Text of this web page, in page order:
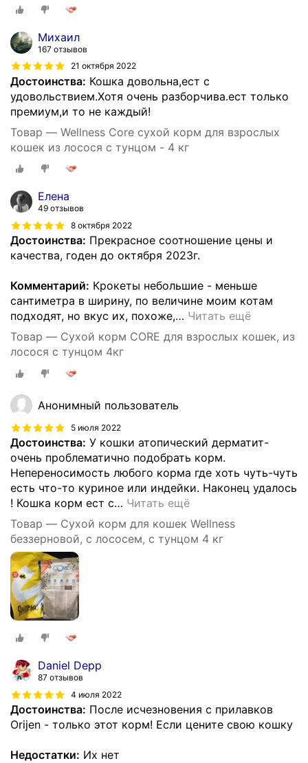
Михаил
167 отзывов
21 октября 2022
Достоинства: Кошка довольна,ест с
удовольствием.Хотя очень разборчива.ест только
премиум,и то не каждый!
Товар — Wellness Сore сухой корм для взрослых
кошек из лосося с тунцом - 4 кг
Елена
49 отзывов
8 октября 2022
Достоинства: Прекрасное соотношение цены и
качества, годен до октября 2023г.
Комментарий: Крокеты небольшие - меньше
сантиметра в ширину, по величине моим котам
подходят, но вкус их, похоже,… Читать ещё
Товар — Сухой корм CORE для взрослых кошек, из
лосося с тунцом 4кг
Анонимный пользователь
5 июля 2022
Достоинства: У кошки атопический дерматит-
очень проблематично подобрать корм.
Непереносимость любого корма где хоть чуть-чуть
есть что-то куриное или индейки. Наконец удалось
! Кошка корм ест с… Читать ещё
Товар — Сухой корм для кошек Wellness
беззерновой, с лососем, с тунцом 4 кг
Daniel Depp
87 отзывов
4 июля 2022
Достоинства: После исчезновения с прилавков
Orijen - только этот корм! Если цените свою кошку
Недостатки: Их нет